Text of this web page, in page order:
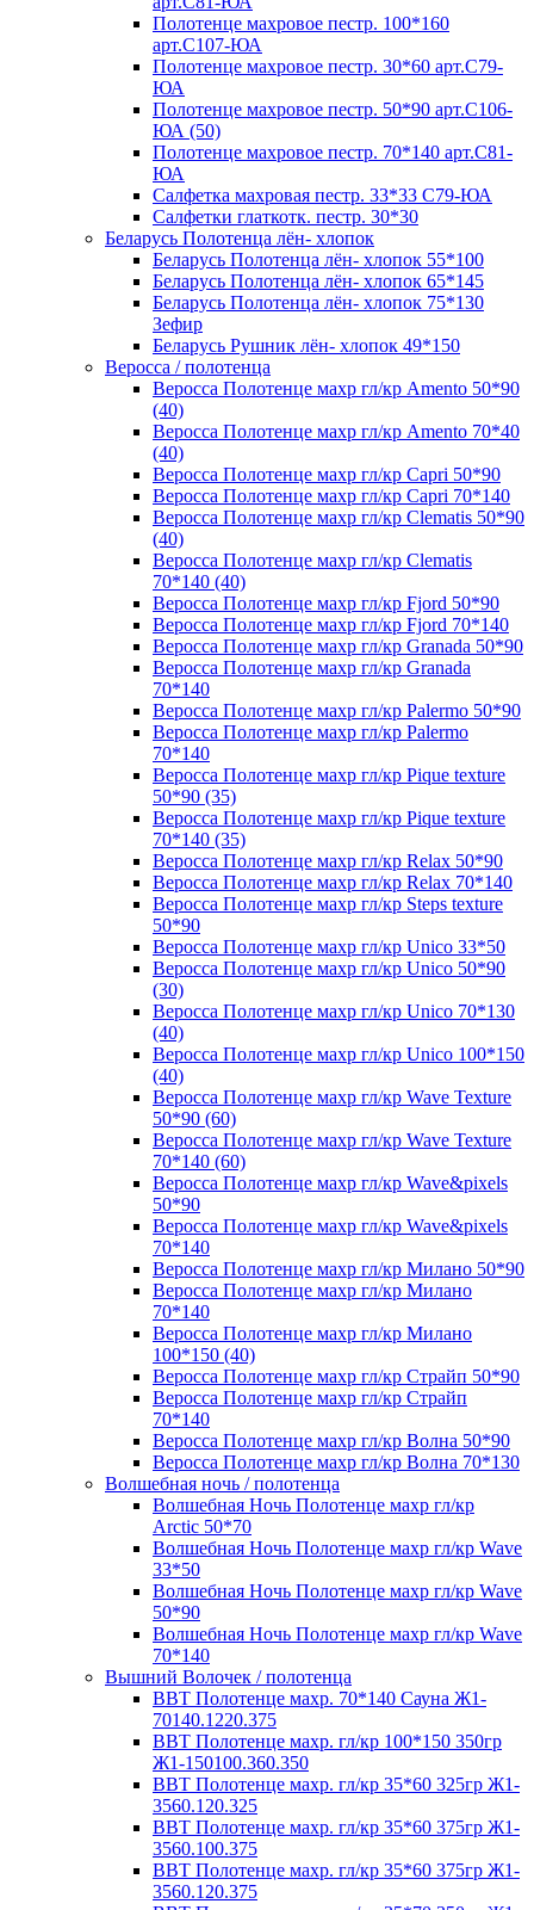
Полотенце махровое пестр. 100*160
арт.С107-ЮА
Полотенце махровое пестр. 30*60 арт.С79-
ЮА
Полотенце махровое пестр. 50*90 арт.С106-
ЮА (50)
Полотенце махровое пестр. 70*140 арт.С81-
ЮА
Салфетка махровая пестр. 33*33 С79-ЮА
Салфетки глаткотк. пестр. 30*30
Беларусь Полотенца лён- хлопок
Беларусь Полотенца лён- хлопок 55*100
Беларусь Полотенца лён- хлопок 65*145
Беларусь Полотенца лён- хлопок 75*130
Зефир
Беларусь Рушник лён- хлопок 49*150
Веросса / полотенца
Веросса Полотенце махр гл/кр Amento 50*90
(40)
Веросса Полотенце махр гл/кр Amento 70*40
(40)
Веросса Полотенце махр гл/кр Capri 50*90
Веросса Полотенце махр гл/кр Capri 70*140
Веросса Полотенце махр гл/кр Clematis 50*90
(40)
Веросса Полотенце махр гл/кр Clematis
70*140 (40)
Веросса Полотенце махр гл/кр Fjord 50*90
Веросса Полотенце махр гл/кр Fjord 70*140
Веросса Полотенце махр гл/кр Granada 50*90
Веросса Полотенце махр гл/кр Granada
70*140
Веросса Полотенце махр гл/кр Palermo 50*90
Веросса Полотенце махр гл/кр Palermo
70*140
Веросса Полотенце махр гл/кр Pique texture
50*90 (35)
Веросса Полотенце махр гл/кр Pique texture
70*140 (35)
Веросса Полотенце махр гл/кр Relax 50*90
Веросса Полотенце махр гл/кр Relax 70*140
Веросса Полотенце махр гл/кр Steps texture
50*90
Веросса Полотенце махр гл/кр Unico 33*50
Веросса Полотенце махр гл/кр Unico 50*90
(30)
Веросса Полотенце махр гл/кр Unico 70*130
(40)
Веросса Полотенце махр гл/кр Unico 100*150
(40)
Веросса Полотенце махр гл/кр Wave Texture
50*90 (60)
Веросса Полотенце махр гл/кр Wave Texture
70*140 (60)
Веросса Полотенце махр гл/кр Wave&pixels
50*90
Веросса Полотенце махр гл/кр Wave&pixels
70*140
Веросса Полотенце махр гл/кр Милано 50*90
Веросса Полотенце махр гл/кр Милано
70*140
Веросса Полотенце махр гл/кр Милано
100*150 (40)
Веросса Полотенце махр гл/кр Страйп 50*90
Веросса Полотенце махр гл/кр Страйп
70*140
Веросса Полотенце махр гл/кр Волна 50*90
Веросса Полотенце махр гл/кр Волна 70*130
Волшебная ночь / полотенца
Волшебная Ночь Полотенце махр гл/кр
Arctic 50*70
Волшебная Ночь Полотенце махр гл/кр Wave
33*50
Волшебная Ночь Полотенце махр гл/кр Wave
50*90
Волшебная Ночь Полотенце махр гл/кр Wave
70*140
Вышний Волочек / полотенца
ВВТ Полотенце махр. 70*140 Сауна Ж1-
70140.1220.375
ВВТ Полотенце махр. гл/кр 100*150 350гр
Ж1-150100.360.350
ВВТ Полотенце махр. гл/кр 35*60 325гр Ж1-
3560.120.325
ВВТ Полотенце махр. гл/кр 35*60 375гр Ж1-
3560.100.375
ВВТ Полотенце махр. гл/кр 35*60 375гр Ж1-
3560.120.375